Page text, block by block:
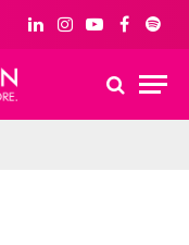
LinkedInInstagram
YouTubeFacebook